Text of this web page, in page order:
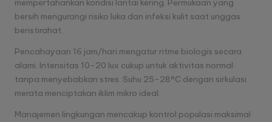
mempertahankan kondisi lantai kering. Permukaan yang
bersih mengurangi risiko luka dan infeksi kulit saat unggas
beristirahat.
Pencahayaan 16 jam/hari mengatur ritme biologis secara
alami. Intensitas 10-20 lux cukup untuk aktivitas normal
tanpa menyebabkan stres. Suhu 25-28°C dengan sirkulasi
merata menciptakan iklim mikro ideal.
Manajemen lingkungan mencakup kontrol populasi maksimal